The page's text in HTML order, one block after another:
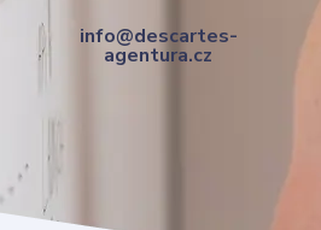
info@descartes-
agentura.cz